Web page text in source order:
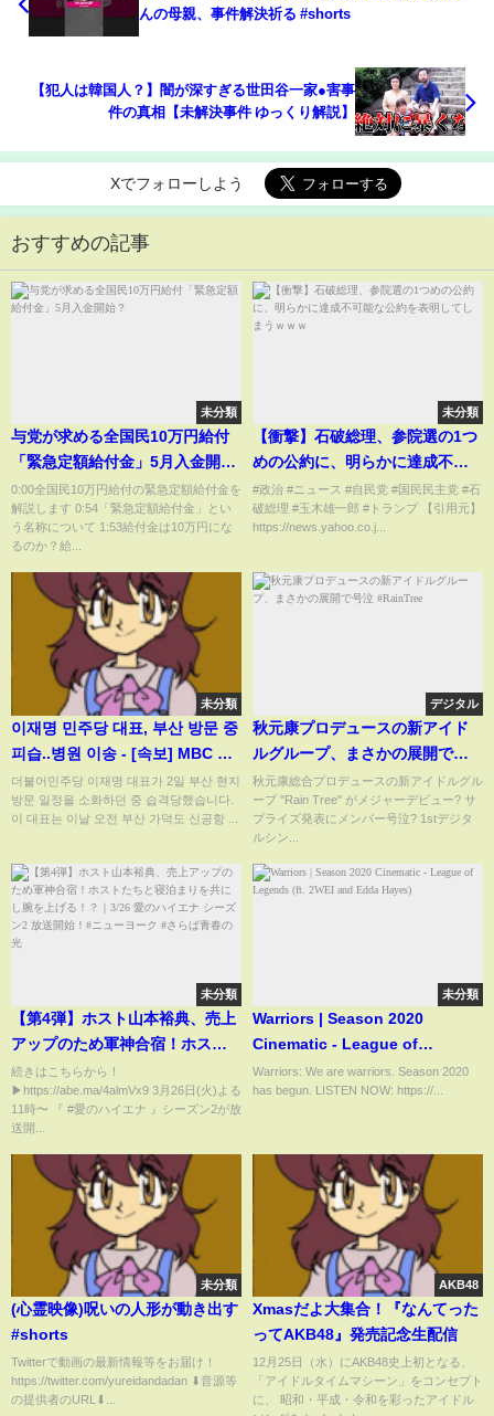
んの母親、事件解決祈る #shorts
【犯人は韓国人？】闇が深すぎる世田谷一家●害事
件の真相【未解決事件 ゆっくり解説】
Xでフォローしよう
おすすめの記事
未分類
与党が求める全国民10万円給付
「緊急定額給付金」5月入金開
始？
0:00全国民10万円給付の緊急定額給付金を
解説します 0:54「緊急定額給付金」とい
う名称について 1:53給付金は10万円にな
るのか？給...
未分類
【衝撃】石破総理、参院選の1つ
めの公約に、明らかに達成不可
能な公約を表明してしまうｗｗ
ｗ
#政治 #ニュース #自民党 #国民民主党 #石
破総理 #玉木雄一郎 #トランプ 【引用元】
https://news.yahoo.co.j...
未分類
이재명 민주당 대표, 부산 방문 중
피습..병원 이송 - [속보] MBC 중
계방송 2024년 01월 02일
더불어민주당 이재명 대표가 2일 부산 현지
방문 일정을 소화하던 중 습격당했습니다.
이 대표는 이날 오전 부산 가덕도 신공항 ...
デジタル
秋元康プロデュースの新アイド
ルグループ、まさかの展開で号
泣 #RainTree
秋元康総合プロデュースの新アイドルグル
ープ "Rain Tree" がメジャーデビュー? サ
プライズ発表にメンバー号泣? 1stデジタ
ルシン...
未分類
【第4弾】ホスト山本裕典、売上
アップのため軍神合宿！ホスト
たちと寝泊まりを共にし腕を上
げる！？｜3/26 愛のハイエナ シ
ーズン2 放送開始！#ニューヨー
続きはこちらから！
▶︎https://abe.ma/4almVx9 3月26日(火)よる
11時〜 『 #愛のハイエナ 』シーズン2が放
送開...
未分類
Warriors | Season 2020
Cinematic - League of
Legends (ft. 2WEI and Edda
Hayes)
Warriors: We are warriors. Season 2020
has begun. LISTEN NOW: https://...
未分類
(心霊映像)呪いの人形が動き出す
#shorts
Twitterで動画の最新情報等をお届け！
https://twitter.com/yureidandadan ⬇︎音源等
の提供者のURL⬇...
AKB48
Xmasだよ大集合！『なんてった
ってAKB48』発売記念生配信
12月25日（水）にAKB48史上初となる、
「アイドルタイムマシーン」をコンセプト
に、 昭和・平成・令和を彩ったアイドル